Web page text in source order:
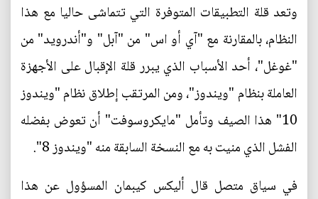
وتعد قلة التطبيقات المتوفرة التي تتماشى حاليا مع هذا
النظام، بالمقارنة مع "آي أو اس" من "آبل" و"أندرويد" من
"غوغل"، أحد الأسباب الذي يبرر قلة الإقبال على الأجهزة
العاملة بنظام "ويندوز"، ومن المرتقب إطلاق نظام "ويندوز
10" هذا الصيف وتأمل "مايكروسوفت" أن تعوض بفضله
الفشل الذي منيت به مع النسخة السابقة منه "ويندوز 8".
في سياق متصل قال أليكس كيبمان المسؤول عن هذا